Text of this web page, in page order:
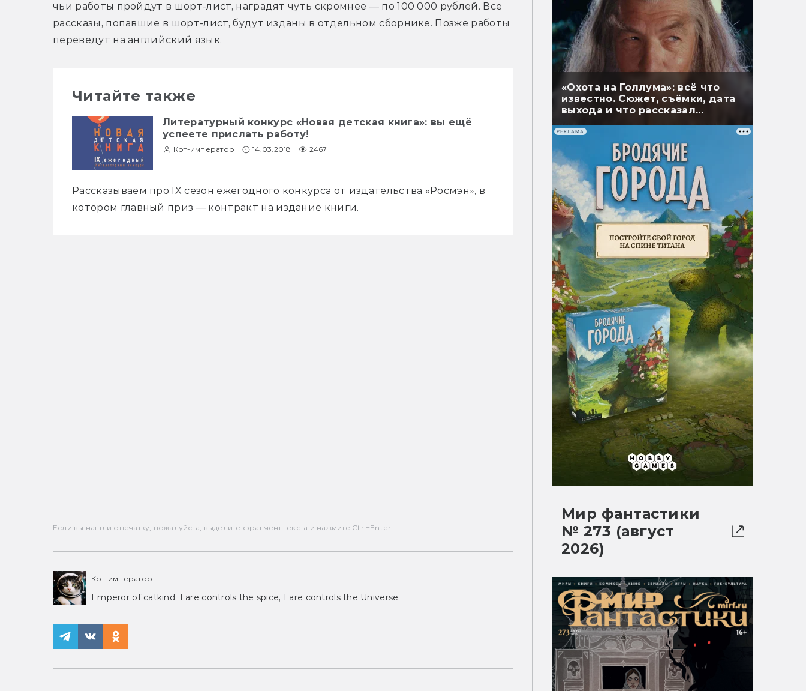
чьи работы пройдут в шорт-лист, наградят чуть скромнее — по 100 000 рублей. Все
рассказы, попавшие в шорт-лист, будут изданы в отдельном сборнике. Позже работы
переведут на английский язык.
Читайте также
Литературный конкурс «Новая детская книга»: вы ещё
успеете прислать работу!
Кот-император 14.03.2018 2467
Рассказываем про IX сезон ежегодного конкурса от издательства «Росмэн», в
котором главный приз — контракт на издание книги.
Если вы нашли опечатку, пожалуйста, выделите фрагмент текста и нажмите Ctrl+Enter.
Кот-император
Emperor of catkind. I are controls the spice, I are controls the Universe.
«Охота на Голлума»: всё что
известно. Сюжет, съёмки, дата
выхода и что рассказал
РЕКЛАМА
Мир фантастики
№ 273 (август
2026)